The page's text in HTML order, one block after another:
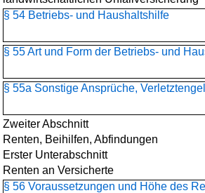
§ 54 Betriebs- und Haushaltshilfe
§ 55 Art und Form der Betriebs- und
§ 55a Sonstige Ansprüche,
Zweiter Abschnitt
Renten, Beihilfen, Abfindungen
Erster Unterabschnitt
Renten an Versicherte
§ 56 Voraussetzungen und Höhe des